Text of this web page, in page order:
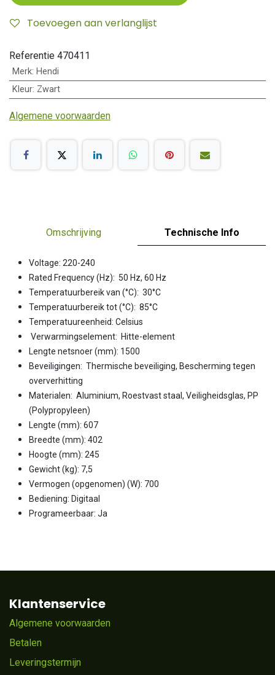
Toevoegen aan verlanglijst
Referentie 470411
Merk: Hendi
Kleur: Zwart
Algemene voorwaarden
Omschrijving Technische Info
Voltage: 220-240
Rated Frequency (Hz): 50 Hz, 60 Hz
Temperatuurbereik van (°C): 30°C
Temperatuurbereik tot (°C): 85°C
Temperatuureenheid: Celsius
Verwarmingselement: Hitte-element
Lengte netsnoer (mm): 1500
Beveiligingen: Thermische beveiliging, Bescherming tegen
oververhitting
Materialen: Aluminium, Roestvast staal, Veiligheidsglas, PP
(Polypropyleen)
Lengte (mm): 607
Breedte (mm): 402
Hoogte (mm): 245
Gewicht (kg): 7,5
Vermogen (opgenomen) (W): 700
Bediening: Digitaal
Programeerbaar: Ja
Klantenservice
Algemene voorwaarden
Betalen
Leveringstermijn